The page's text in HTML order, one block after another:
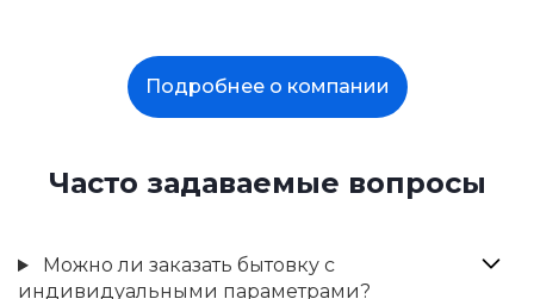
Подробнее о компании
Часто задаваемые вопросы
Можно ли заказать бытовку с
индивидуальными параметрами?